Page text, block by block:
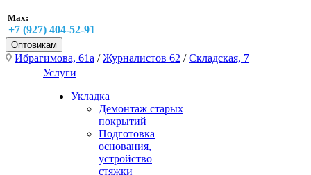
Max:
+7 (927) 404-52-91
Оптовикам
Ибрагимова, 61а /Журналистов 62 /Складская, 7
Услуги
Укладка
Демонтаж старых
покрытий
Подготовка
основания,
устройство
стяжки